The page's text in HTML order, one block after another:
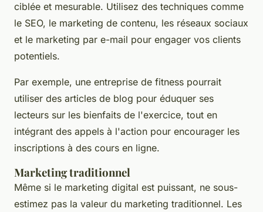
ciblée et mesurable. Utilisez des techniques comme
le SEO, le marketing de contenu, les réseaux sociaux
et le marketing par e-mail pour engager vos clients
potentiels.
Par exemple, une entreprise de fitness pourrait
utiliser des articles de blog pour éduquer ses
lecteurs sur les bienfaits de l'exercice, tout en
intégrant des appels à l'action pour encourager les
inscriptions à des cours en ligne.
Marketing traditionnel
Même si le marketing digital est puissant, ne sous-
estimez pas la valeur du marketing traditionnel. Les